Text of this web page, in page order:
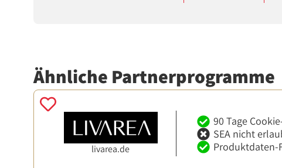
Ähnliche Partnerprogramme
livarea.de
90 Tage
SEA nicht
Produktdaten-